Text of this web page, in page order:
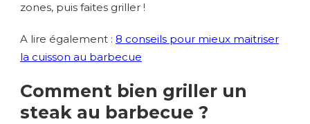
zones, puis faites griller !
A lire également : 8 conseils pour mieux maitriser
la cuisson au barbecue
Comment bien griller un
steak au barbecue ?